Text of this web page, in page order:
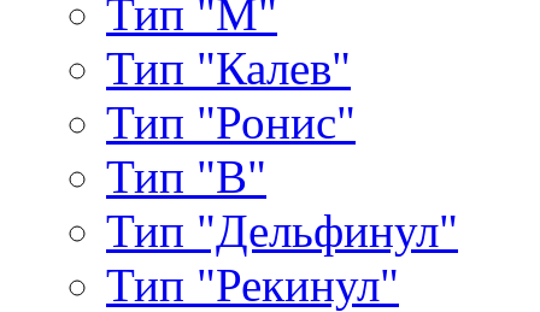
Тип "М"
Тип "Калев"
Тип "Ронис"
Тип "В"
Тип "Дельфинул"
Тип "Рекинул"